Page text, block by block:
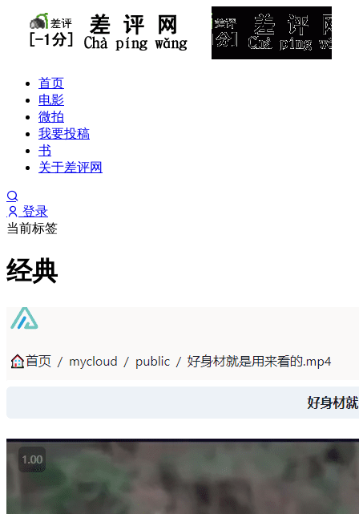
首页
电影
微拍
我要投稿
书
关于差评网
登录
当前标签
经典